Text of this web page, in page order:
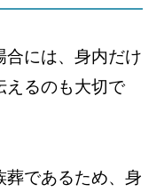
合には、身内だけ
えるのも大切で
葬であるため、身